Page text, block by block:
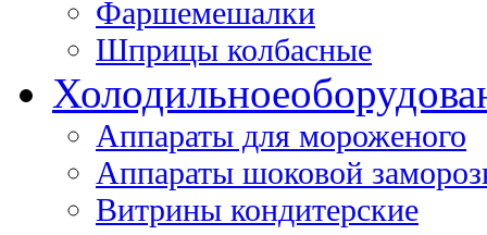
Фаршемешалки
Шприцы колбасные
Холодильное
Аппараты для мороженого
Аппараты шоковой
Витрины кондитерские